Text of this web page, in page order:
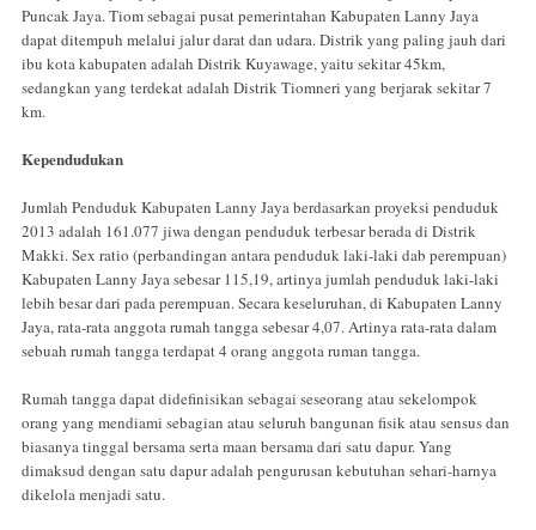
Puncak Jaya. Tiom sebagai pusat pemerintahan Kabupaten Lanny Jaya
dapat ditempuh melalui jalur darat dan udara. Distrik yang paling jauh dari
ibu kota kabupaten adalah Distrik Kuyawage, yaitu sekitar 45km,
sedangkan yang terdekat adalah Distrik Tiomneri yang berjarak sekitar 7
km.
Kependudukan
Jumlah Penduduk Kabupaten Lanny Jaya berdasarkan proyeksi penduduk
2013 adalah 161.077 jiwa dengan penduduk terbesar berada di Distrik
Makki. Sex ratio (perbandingan antara penduduk laki-laki dab perempuan)
Kabupaten Lanny Jaya sebesar 115,19, artinya jumlah penduduk laki-laki
lebih besar dari pada perempuan. Secara keseluruhan, di Kabupaten Lanny
Jaya, rata-rata anggota rumah tangga sebesar 4,07. Artinya rata-rata dalam
sebuah rumah tangga terdapat 4 orang anggota ruman tangga.
Rumah tangga dapat didefinisikan sebagai seseorang atau sekelompok
orang yang mendiami sebagian atau seluruh bangunan fisik atau sensus dan
biasanya tinggal bersama serta maan bersama dari satu dapur. Yang
dimaksud dengan satu dapur adalah pengurusan kebutuhan sehari-harnya
dikelola menjadi satu.